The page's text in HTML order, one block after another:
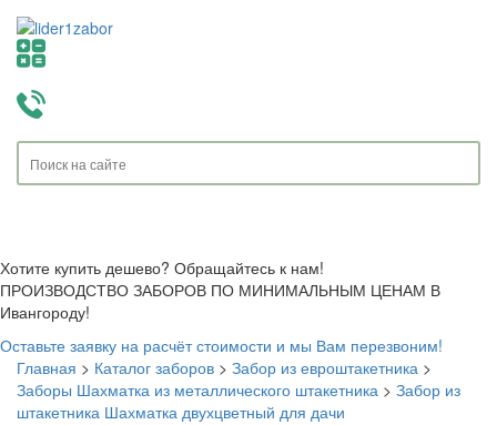
Хотите купить дешево? Обращайтесь к нам!
ПРОИЗВОДСТВО ЗАБОРОВ ПО МИНИМАЛЬНЫМ ЦЕНАМ В
Ивангороду!
Оставьте заявку на расчёт стоимости и мы Вам перезвоним!
Главная > Каталог заборов > Забор из евроштакетника >
Заборы Шахматка из металлического штакетника > Забор из
штакетника Шахматка двухцветный для дачи